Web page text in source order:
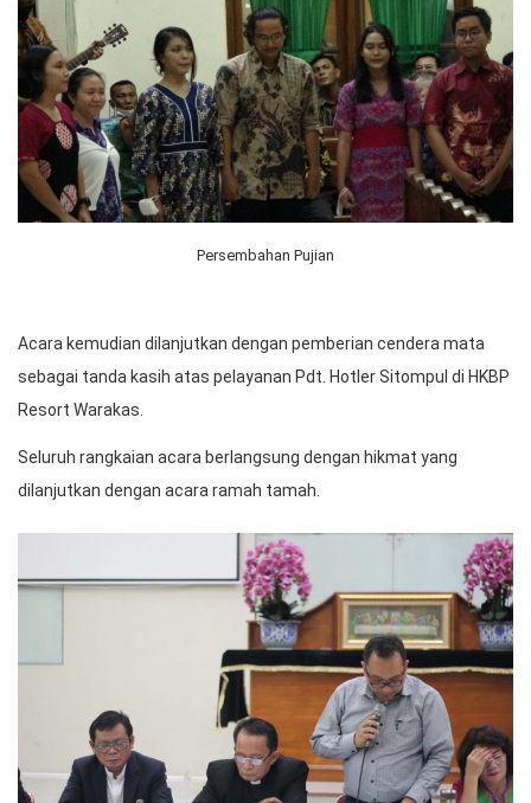
Persembahan Pujian
Acara kemudian dilanjutkan dengan pemberian cendera mata
sebagai tanda kasih atas pelayanan Pdt. Hotler Sitompul di HKBP
Resort Warakas.
Seluruh rangkaian acara berlangsung dengan hikmat yang
dilanjutkan dengan acara ramah tamah.